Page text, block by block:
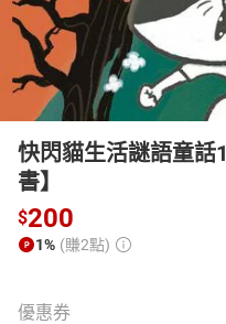
快閃貓生活謎語童話
書】
$200
1% (賺2點)
優惠券